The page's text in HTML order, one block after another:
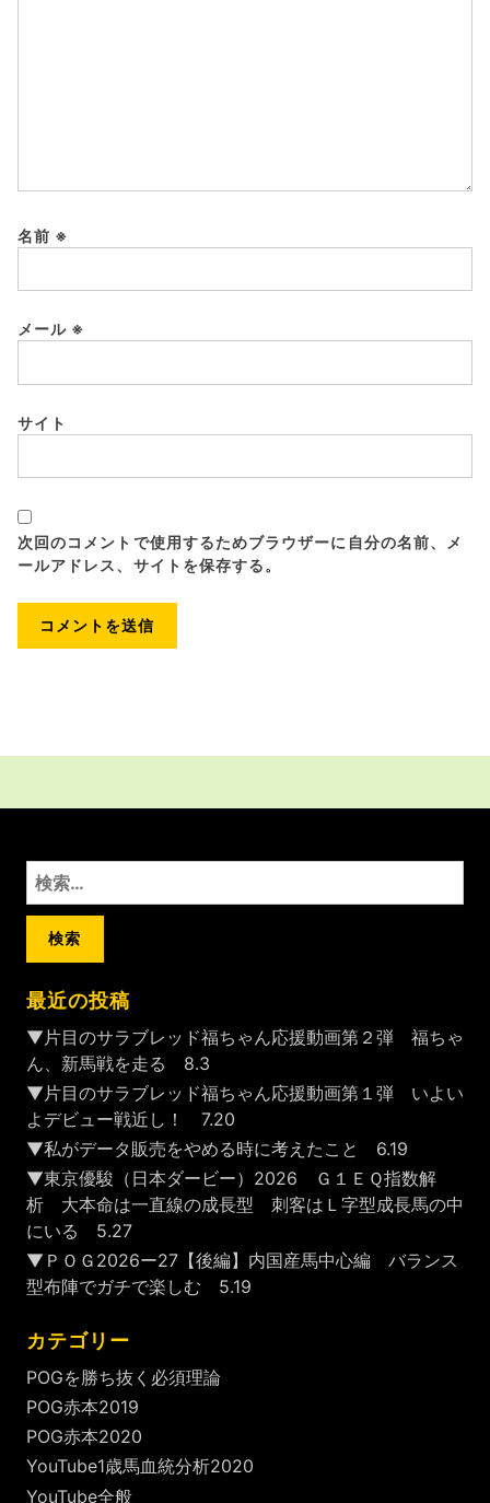
名前 ※
メール ※
サイト
次回のコメントで使用するためブラウザーに自分の名前、メ
ールアドレス、サイトを保存する。
検
索:
最近の投稿
▼片目のサラブレッド福ちゃん応援動画第２弾 福ちゃ
ん、新馬戦を走る 8.3
▼片目のサラブレッド福ちゃん応援動画第１弾 いよい
よデビュー戦近し！ 7.20
▼私がデータ販売をやめる時に考えたこと 6.19
▼東京優駿（日本ダービー）2026 Ｇ１ＥＱ指数解
析 大本命は一直線の成長型 刺客はＬ字型成長馬の中
にいる 5.27
▼ＰＯＧ2026ー27【後編】内国産馬中心編 バランス
型布陣でガチで楽しむ 5.19
カテゴリー
POGを勝ち抜く必須理論
POG赤本2019
POG赤本2020
YouTube1歳馬血統分析2020
YouTube全般